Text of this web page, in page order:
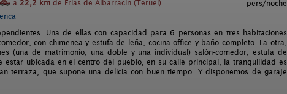
a 22,2 km de Frias de Albarracin (Teruel)
pers/noche
Una de ellas con capacidad para 6 personas en tres habitaciones
con chimenea y estufa de leña, cocina office y baño completo. La otra,
(una de matrimonio, una doble y una individual) salón-comedor, estufa de
estar ubicada en el centro del pueblo, en su calle principal, la tranquilidad es
terraza, que supone una delicia con buen tiempo. Y disponemos de garaje